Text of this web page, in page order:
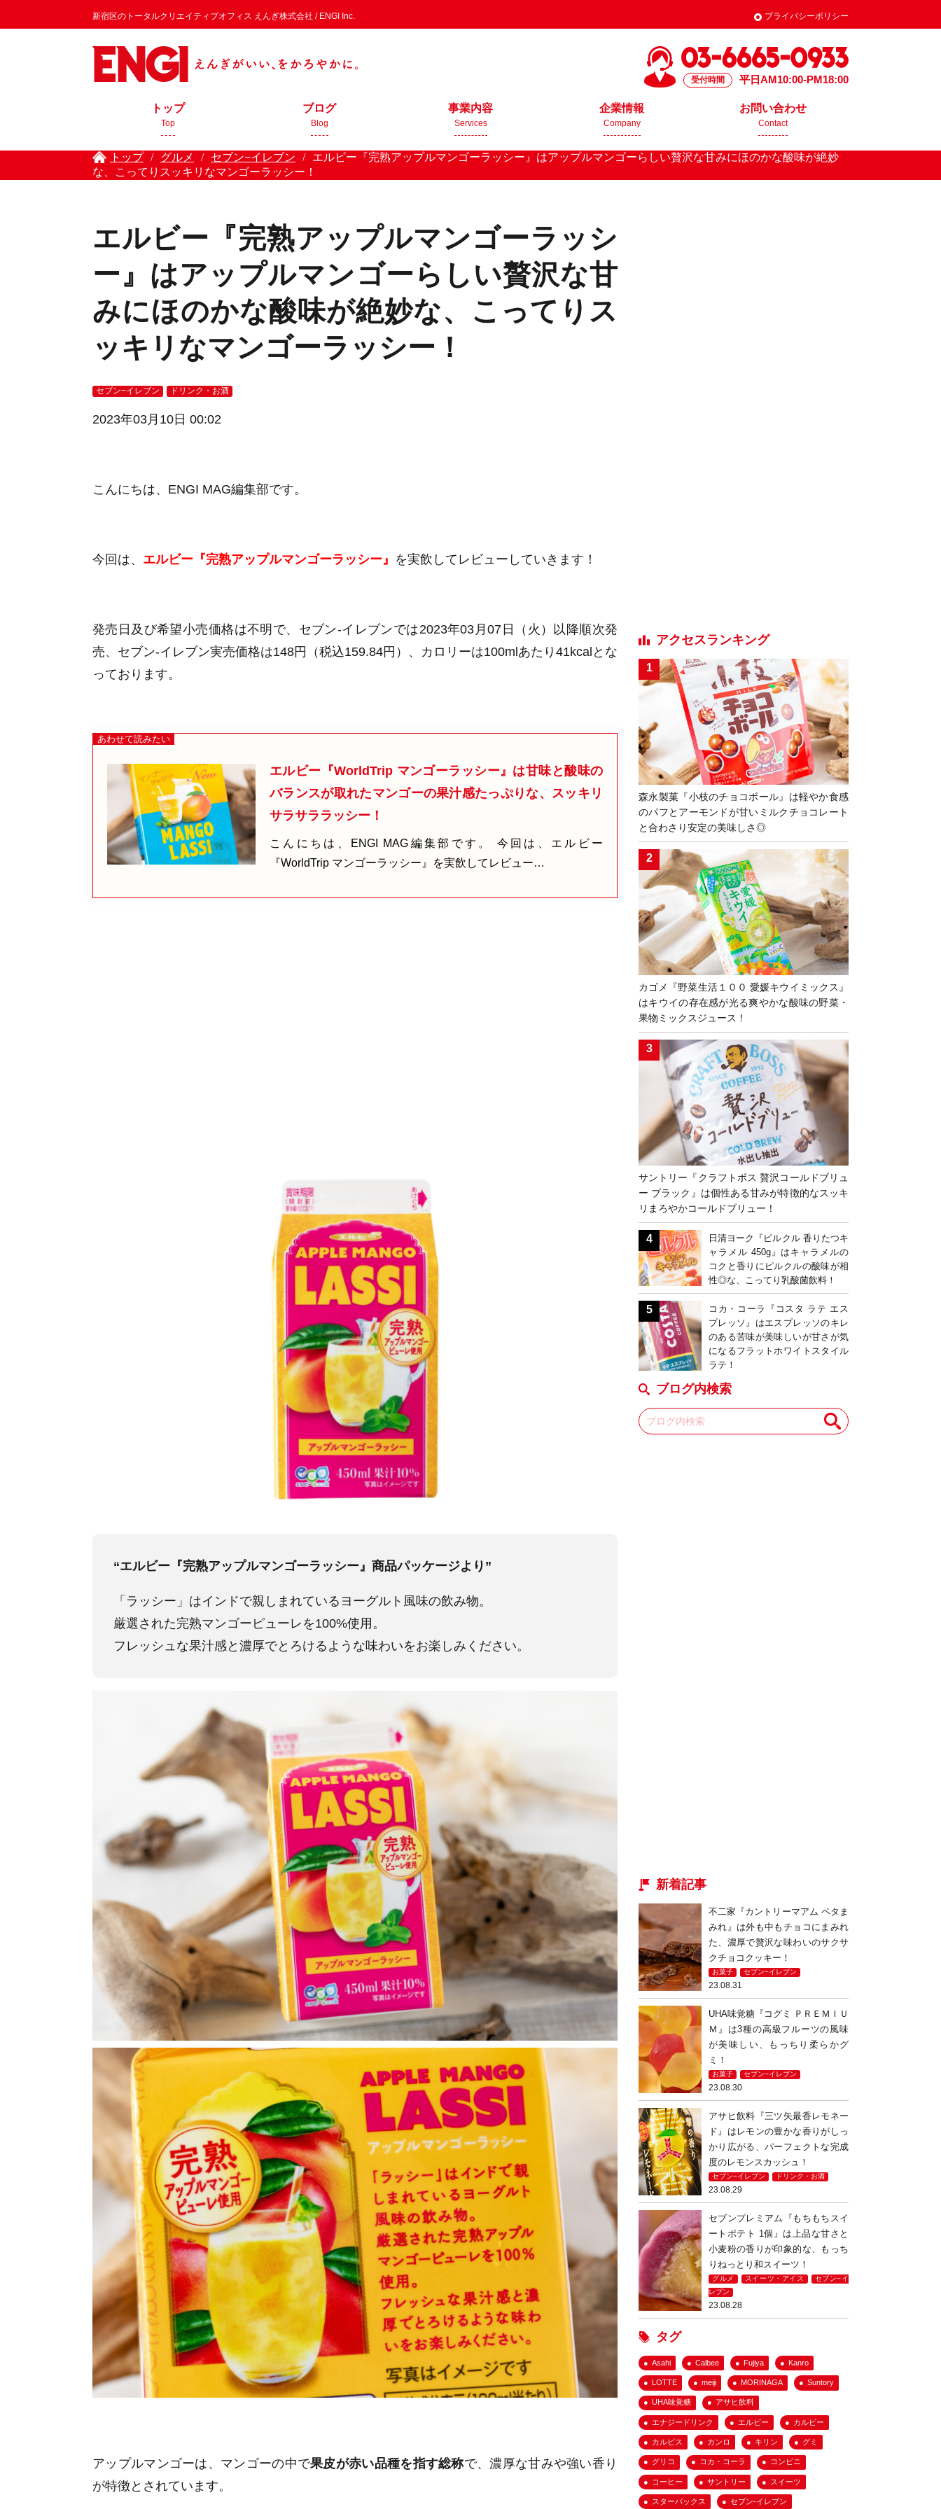
新宿区のトータルクリエイティブオフィス えんぎ株式会社 / ENGI Inc. プライバシーポリシー
受付時間 平日AM10:00-PM18:00
トップ
Top
ブログ
Blog
事業内容
Services
企業情報
Company
お問い合わせ
Contact
トップ / グルメ / セブン−イレブン /
エルビー『完熟アップルマンゴーラッシー』はアップルマンゴーらしい贅沢な甘みにほのかな酸味が絶妙
な、こってりスッキリなマンゴーラッシー！
エルビー『完熟アップルマンゴーラッシ
ー』はアップルマンゴーらしい贅沢な甘
みにほのかな酸味が絶妙な、こってりス
ッキリなマンゴーラッシー！
セブン−イレブン ドリンク・お酒
2023年03月10日 00:02
こんにちは、ENGI MAG編集部です。
今回は、 エルビー『完熟アップルマンゴーラッシー』 を実飲してレビューしていきます！
発売日及び希望小売価格は不明で、セブン-イレブンでは2023年03月07日（火）以降順次発
売、セブン-イレブン実売価格は148円（税込159.84円） 、カロリーは100mlあたり41kcalとな
っております。
エルビー『WorldTrip マンゴーラッシー』は甘味と酸味の
バランスが取れたマンゴーの果汁感たっぷりな、スッキリ
サラサララッシー！
こんにちは、ENGI MAG編集部です。 今回は、エルビー
『WorldTrip マンゴーラッシー』を実飲してレビュー…
“エルビー『完熟アップルマンゴーラッシー』商品パッケージより”
「ラッシー」はインドで親しまれているヨーグルト風味の飲み物。
厳選された完熟マンゴーピューレを100%使用。
フレッシュな果汁感と濃厚でとろけるような味わいをお楽しみください。
アップルマンゴーは、マンゴーの中で果皮が赤い品種を指す総称で、濃厚な甘みや強い香り
が特徴とされています。
アクセスランキング
森永製菓『小枝のチョコボール』は軽やか食感
のパフとアーモンドが甘いミルクチョコレート
と合わさり安定の美味しさ◎
カゴメ『野菜生活１００ 愛媛キウイミックス』
はキウイの存在感が光る爽やかな酸味の野菜・
果物ミックスジュース！
サントリー『クラフトボス 贅沢コールドブリュ
ー ブラック』は個性ある甘みが特徴的なスッキ
リまろやかコールドブリュー！
日清ヨーク『ピルクル 香りたつキ
ャラメル 450g』はキャラメルの
コクと香りにピルクルの酸味が相
性◎な、こってり乳酸菌飲料！
コカ・コーラ『コスタ ラテ エス
プレッソ』はエスプレッソのキレ
のある苦味が美味しいが甘さが気
になるフラットホワイトスタイル
ラテ！
ブログ内検索
新着記事
不二家『カントリーマアム ペタま
みれ』は外も中もチョコにまみれ
た、濃厚で贅沢な味わいのサクサ
クチョコクッキー！
お菓子 セブン−イレブン
23.08.31
UHA味覚糖『コグミ ＰＲＥＭＩＵ
Ｍ』は3種の高級フルーツの風味
が美味しい、もっちり柔らかグ
ミ！
お菓子 セブン−イレブン
23.08.30
アサヒ飲料『三ツ矢最香レモネー
ド』はレモンの豊かな香りがしっ
かり広がる、パーフェクトな完成
度のレモンスカッシュ！
セブン−イレブン ドリンク・お酒
23.08.29
セブンプレミアム『もちもちスイ
ートポテト 1個』は上品な甘さと
小麦粉の香りが印象的な、もっち
りねっとり和スイーツ！
グルメ スイーツ・アイス
セブン−イ
レブン
23.08.28
タグ
Asahi Calbee Fujiya Kanro
LOTTE meiji MORINAGA Suntory
UHA味覚糖 アサヒ飲料
エナジードリンク エルビー カルビー
カルピス カンロ キリン グミ
グリコ コカ・コーラ コンビニ
コーヒー サントリー スイーツ
スターバックス セブン-イレブン